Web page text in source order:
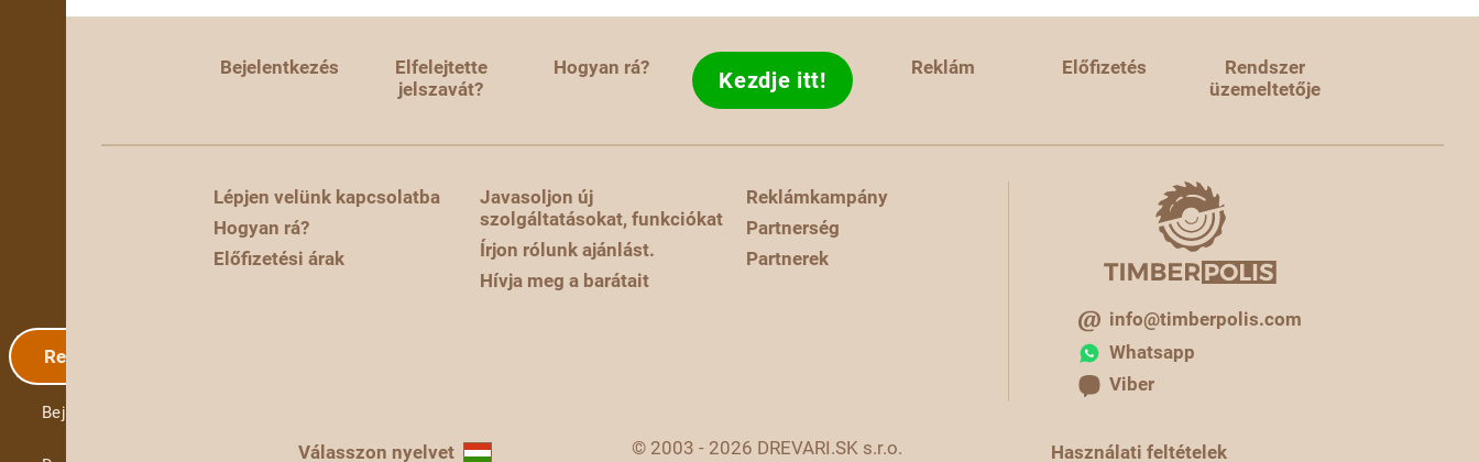
Regisztráció
Bejelentkezés
Bejelentkezés
Elfelejtette
jelszavát?
Hogyan rá? Kezdje itt! Reklám Előfizetés
Rendszer
üzemeltetője
Lépjen velünk kapcsolatba
Hogyan rá?
Előfizetési árak
Javasoljon új
szolgáltatásokat, funkciókat
Írjon rólunk ajánlást.
Hívja meg a barátait
Reklámkampány
Partnerség
Partnerek
info@timberpolis.com
Whatsapp
Viber
Válasszon nyelvet © 2003 - 2026 DREVARI.SK s.r.o. Használati feltételek